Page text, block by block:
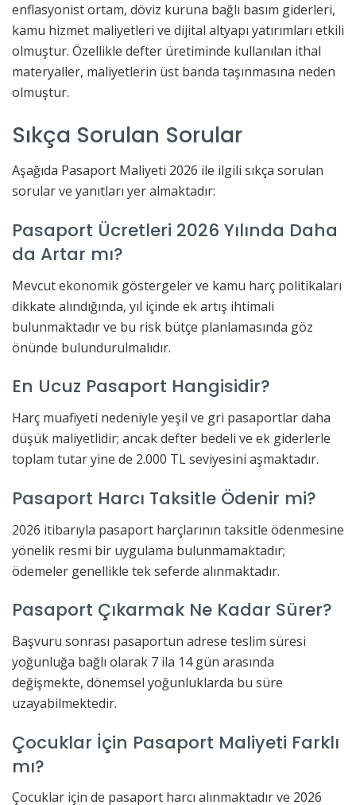
enflasyonist ortam, döviz kuruna bağlı basım giderleri,
kamu hizmet maliyetleri ve dijital altyapı yatırımları etkili
olmuştur. Özellikle defter üretiminde kullanılan ithal
materyaller, maliyetlerin üst banda taşınmasına neden
olmuştur.
Sıkça Sorulan Sorular
Aşağıda Pasaport Maliyeti 2026 ile ilgili sıkça sorulan
sorular ve yanıtları yer almaktadır:
Pasaport Ücretleri 2026 Yılında Daha
da Artar mı?
Mevcut ekonomik göstergeler ve kamu harç politikaları
dikkate alındığında, yıl içinde ek artış ihtimali
bulunmaktadır ve bu risk bütçe planlamasında göz
önünde bulundurulmalıdır.
En Ucuz Pasaport Hangisidir?
Harç muafiyeti nedeniyle yeşil ve gri pasaportlar daha
düşük maliyetlidir; ancak defter bedeli ve ek giderlerle
toplam tutar yine de 2.000 TL seviyesini aşmaktadır.
Pasaport Harcı Taksitle Ödenir mi?
2026 itibarıyla pasaport harçlarının taksitle ödenmesine
yönelik resmi bir uygulama bulunmamaktadır;
ödemeler genellikle tek seferde alınmaktadır.
Pasaport Çıkarmak Ne Kadar Sürer?
Başvuru sonrası pasaportun adrese teslim süresi
yoğunluğa bağlı olarak 7 ila 14 gün arasında
değişmekte, dönemsel yoğunluklarda bu süre
uzayabilmektedir.
Çocuklar İçin Pasaport Maliyeti Farklı
mı?
Çocuklar için de pasaport harcı alınmaktadır ve 2026